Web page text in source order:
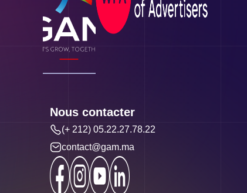
Nous contacter
(+ 212) 05.22.27.78.22
contact@gam.ma